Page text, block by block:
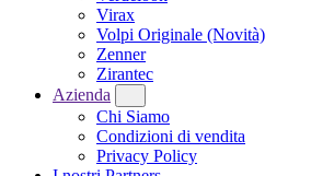
Virax
Volpi Originale (Novità)
Zenner
Zirantec
Azienda
Chi Siamo
Condizioni di vendita
Privacy Policy